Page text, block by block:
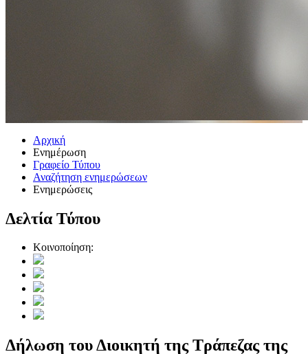
Αρχική
Ενημέρωση
Γραφείο Τύπου
Αναζήτηση ενημερώσεων
Ενημερώσεις
Δελτία Τύπου
Κοινοποίηση:
Δήλωση του Διοικητή της Τράπεζας της